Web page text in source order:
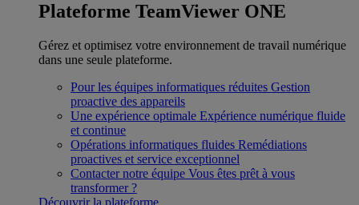
Plateforme TeamViewer ONE
Gérez et optimisez votre environnement de travail numérique
dans une seule plateforme.
Pour les équipes informatiques réduites Gestion
proactive des appareils
Une expérience optimale Expérience numérique fluide
et continue
Opérations informatiques fluides Remédiations
proactives et service exceptionnel
Contacter notre équipe Vous êtes prêt à vous
transformer ?
Découvrir la plateforme